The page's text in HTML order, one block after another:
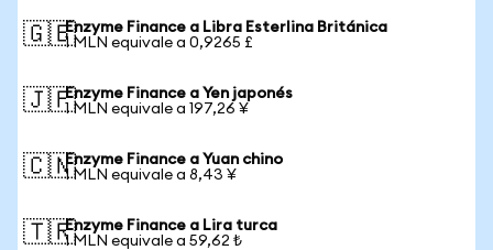
🇬🇧Enzyme Finance a Libra Esterlina Británica
1 MLN equivale a 0,9265 £
🇯🇵Enzyme Finance a Yen japonés
1 MLN equivale a 197,26 ¥
🇨🇳Enzyme Finance a Yuan chino
1 MLN equivale a 8,43 ¥
🇹🇷Enzyme Finance a Lira turca
1 MLN equivale a 59,62 ₺